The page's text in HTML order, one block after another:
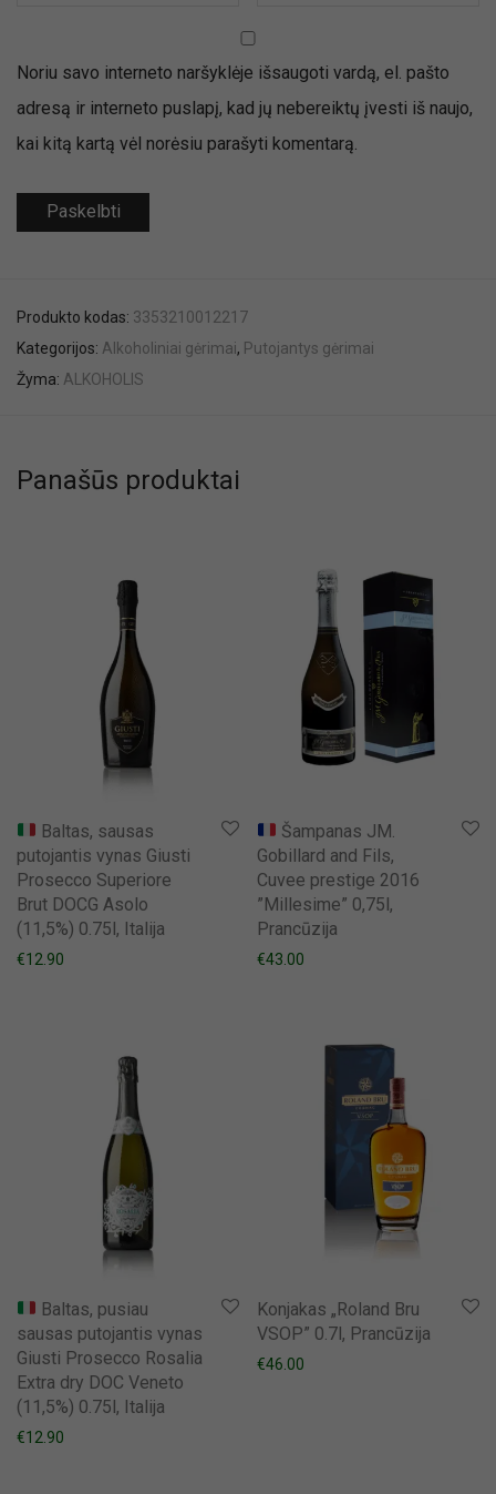
Noriu savo interneto naršyklėje išsaugoti vardą, el. pašto
adresą ir interneto puslapį, kad jų nebereiktų įvesti iš naujo,
kai kitą kartą vėl norėsiu parašyti komentarą.
Produkto kodas: 3353210012217
Kategorijos: Alkoholiniai gėrimai, Putojantys gėrimai
Žyma: ALKOHOLIS
Panašūs produktai
Baltas, sausas
putojantis vynas Giusti
Prosecco Superiore
Brut DOCG Asolo
(11,5%) 0.75l, Italija
€12.90
Šampanas JM.
Gobillard and Fils,
Cuvee prestige 2016
”Millesime” 0,75l,
Prancūzija
€43.00
Baltas, pusiau
sausas putojantis vynas
Giusti Prosecco Rosalia
Extra dry DOC Veneto
(11,5%) 0.75l, Italija
€12.90
Konjakas „Roland Bru
VSOP” 0.7l, Prancūzija
€46.00